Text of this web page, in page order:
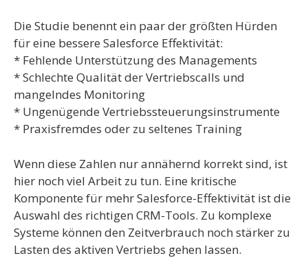
Die Studie benennt ein paar der größten Hürden
für eine bessere Salesforce Effektivität:
* Fehlende Unterstützung des Managements
* Schlechte Qualität der Vertriebscalls und
mangelndes Monitoring
* Ungenügende Vertriebssteuerungsinstrumente
* Praxisfremdes oder zu seltenes Training
Wenn diese Zahlen nur annähernd korrekt sind, ist
hier noch viel Arbeit zu tun. Eine kritische
Komponente für mehr Salesforce-Effektivität ist die
Auswahl des richtigen CRM-Tools. Zu komplexe
Systeme können den Zeitverbrauch noch stärker zu
Lasten des aktiven Vertriebs gehen lassen.